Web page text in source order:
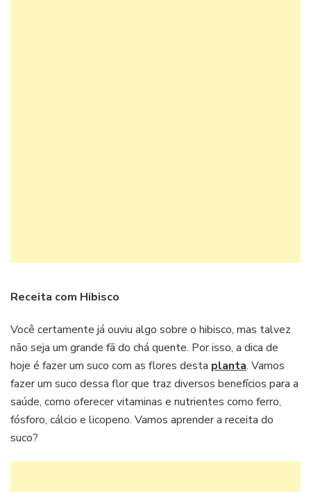
Receita com Hibisco
Você certamente já ouviu algo sobre o hibisco, mas talvez
não seja um grande fã do chá quente. Por isso, a dica de
hoje é fazer um suco com as flores desta planta. Vamos
fazer um suco dessa flor que traz diversos benefícios para a
saúde, como oferecer vitaminas e nutrientes como ferro,
fósforo, cálcio e licopeno. Vamos aprender a receita do
suco?